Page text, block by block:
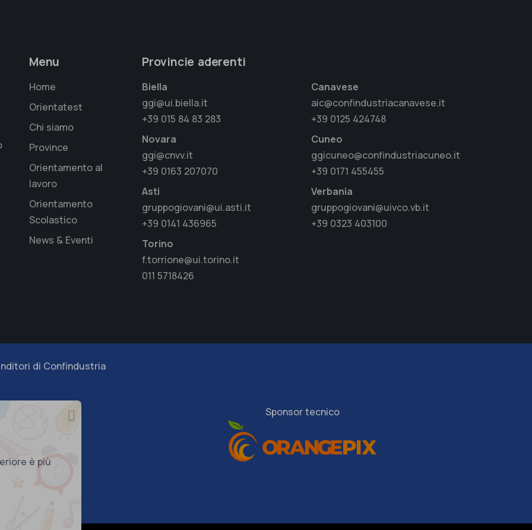
Menu
Home
Orientatest
Chi siamo
Province
Orientamento al
lavoro
Orientamento
Scolastico
News & Eventi
Provincie aderenti
Biella
ggi@ui.biella.it
+39 015 84 83 283
Novara
ggi@cnvv.it
+39 0163 207070
Asti
gruppogiovani@ui.asti.it
+39 0141 436965
Torino
f.torrione@ui.torino.it
011 5718426
Canavese
aic@confindustriacanavese.it
+39 0125 424748
Cuneo
ggicuneo@confindustriacuneo.it
+39 0171 455455
Verbania
gruppogiovani@uivco.vb.it
+39 0323 403100
di Confindustria
Sponsor tecnico
è più